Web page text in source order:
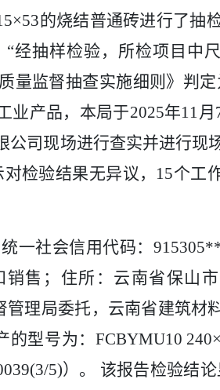
×53的烧结普通砖进行了抽
“经抽样检验，所检项目中
量监督抽查实施细则》判定
业产品，本局于2025年11月
公司现场进行查实并进行现
检验结果无异议， 15个工
一社会信用代码： 915305
售；住所：云南省保山
管理局委托，云南省建筑材
的型号为： FCBYMU10 240×
5)）。 该报告检验结